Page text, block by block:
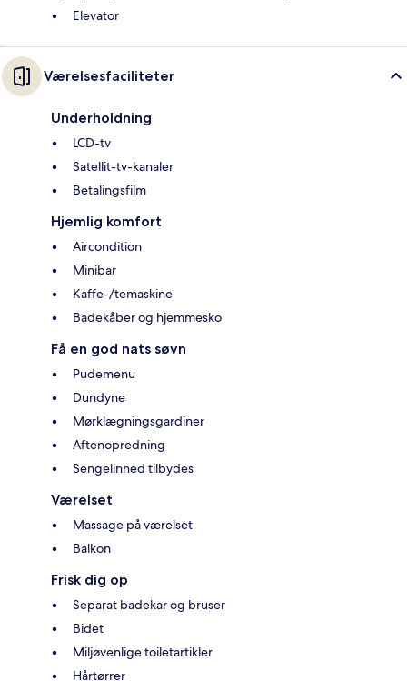
Elevator
Værelsesfaciliteter
Underholdning
LCD-tv
Satellit-tv-kanaler
Betalingsfilm
Hjemlig komfort
Aircondition
Minibar
Kaffe-/temaskine
Badekåber og hjemmesko
Få en god nats søvn
Pudemenu
Dundyne
Mørklægningsgardiner
Aftenopredning
Sengelinned tilbydes
Værelset
Massage på værelset
Balkon
Frisk dig op
Separat badekar og bruser
Bidet
Miljøvenlige toiletartikler
Hårtørrer